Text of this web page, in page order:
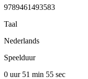
9789461493583
Taal
Nederlands
Speelduur
0 uur 51 min 55 sec